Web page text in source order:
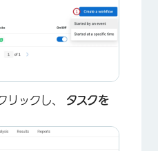
リックし、
タスクを